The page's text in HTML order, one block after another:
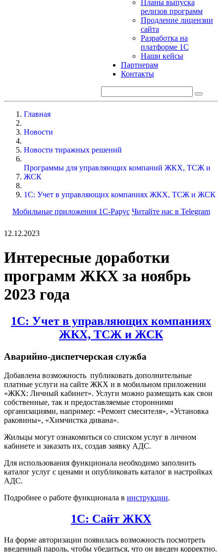
Планы выпуска
релизов программ
Продление лицензии
сайта
Разработка на
платформе 1С
Наши кейсы
Партнерам
Контакты
Главная
Новости
Новости тиражных решений
Программы для управляющих компаний ЖКХ, ТСЖ и
ЖСК
1С: Учет в управляющих компаниях ЖКХ, ТСЖ и ЖСК
Мобильные приложения 1С-Рарус Читайте нас в Telegram
12.12.2023
Интересные доработки
программ ЖКХ за ноябрь
2023 года
1С: Учет в управляющих компаниях
ЖКХ, ТСЖ и ЖСК
Аварийно-диспетчерская служба
Добавлена возможность публиковать дополнительные
платные услуги на сайте ЖКХ и в мобильном приложении
«ЖКХ: Личный кабинет». Услуги можно размещать как свои
собственные, так и предоставляемые сторонними
организациями, например: «Ремонт смесителя», «Установка
раковины», «Химчистка дивана».
Жильцы могут ознакомиться со списком услуг в личном
кабинете и заказать их, создав заявку АДС.
Для использования функционала необходимо заполнить
каталог услуг с ценами и опубликовать каталог в настройках
АДС.
Подробнее о работе функционала в инструкции.
1С: Сайт ЖКХ
На форме авторизации появилась возможность посмотреть
введенный пароль, чтобы убедиться, что он введен корректно.